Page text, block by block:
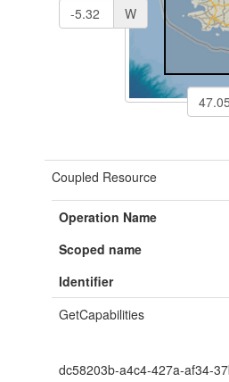
W
Coupled Resource
Operation Name
Scoped name
Identifier
GetCapabilities
dc58203b-a4c4-427a-af34-